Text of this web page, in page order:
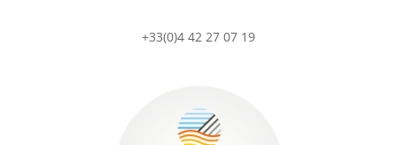
+33(0)4 42 27 07 19